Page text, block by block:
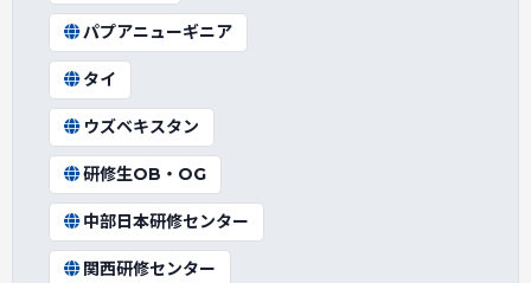
パプアニューギニア
タイ
ウズベキスタン
研修生OB・OG
中部日本研修センター
関西研修センター